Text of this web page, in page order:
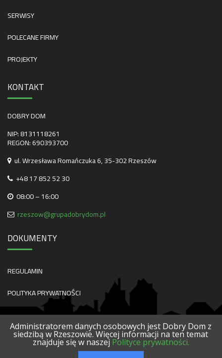
SERWISY
POLECANE FIRMY
PROJEKTY
KONTAKT
DOBRY DOM
NIP: 8131118261
REGON: 690393700
ul. Wrzesława Romańczuka 6, 35-302 Rzeszów
+48 17 852 52 30
08:00 – 16:00
rzeszow@grupadobrydom.pl
DOKUMENTY
REGULAMIN
POLITYKA PRYWATNOŚCI
Administratorem danych osobowych jest Dobry Dom z
siedzibą w Rzeszowie. Więcej informacji na ten temat
znajduje się w naszej Polityce prywatności.